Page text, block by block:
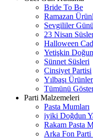
Bride To Be
Ramazan
Sevgililer Günü
23 Nisan
Halloween
Yetişkin
Sünnet Süsleri
Cinsiyet Partisi
Yılbaşı
Tümünü
Parti Malzemeleri
Pasta Mumları
iyiki Doğdun
Rakam Pasta
Arka Fon Parti